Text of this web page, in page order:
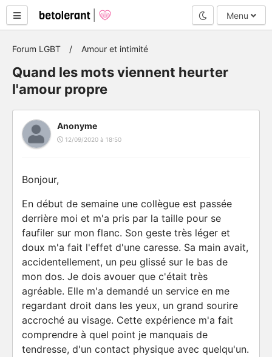
Mode nuit
Menu
Forum LGBT Amour et intimité
Quand les mots viennent heurter
l'amour propre
Anonyme
12/09/2020 à 18:50
Bonjour,
En début de semaine une collègue est passée
derrière moi et m'a pris par la taille pour se
faufiler sur mon flanc. Son geste très léger et
doux m'a fait l'effet d'une caresse. Sa main avait,
accidentellement, un peu glissé sur le bas de
mon dos. Je dois avouer que c'était très
agréable. Elle m'a demandé un service en me
regardant droit dans les yeux, un grand sourire
accroché au visage. Cette expérience m'a fait
comprendre à quel point je manquais de
tendresse, d'un contact physique avec quelqu'un.